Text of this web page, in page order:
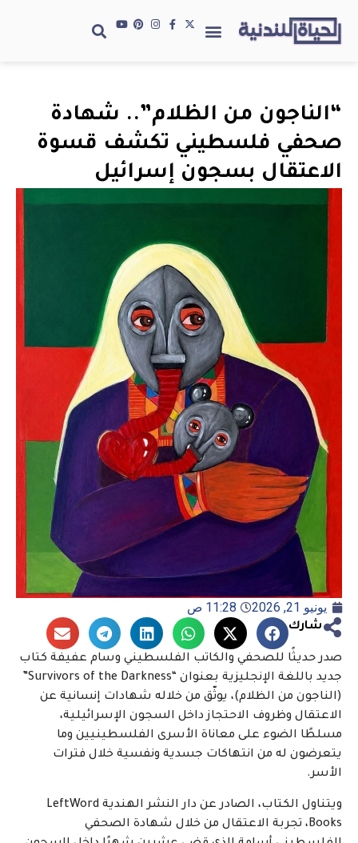
“الناجون من الظلام”.. شهادة
صحفي فلسطيني تكشف قسوة
الاعتقال بسجون إسرائيل
يونيو 21, 2026 11:28 ص
شارك
صدر حديثًا للصحفي والكاتب الفلسطيني وسام عفيفة كتاب
جديد باللغة الإنجليزية بعنوان “Survivors of the Darkness”
(الناجون من الظلام)، يوثّق من خلاله شهادات إنسانية عن
الاعتقال وظروف الاحتجاز داخل السجون الإسرائيلية،
مسلطًا الضوء على معاناة الأسرى الفلسطينيين وما
يتعرضون له من انتهاكات جسدية ونفسية خلال فترات
الأسر.
ويتناول الكتاب، الصادر عن دار النشر الهندية LeftWord
Books، تجربة الاعتقال من خلال شهادة الصحفي